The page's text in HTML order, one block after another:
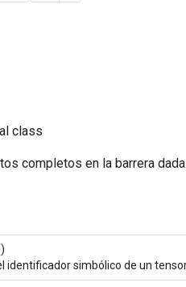
class
completos en la barrera
identificador simbólico de un